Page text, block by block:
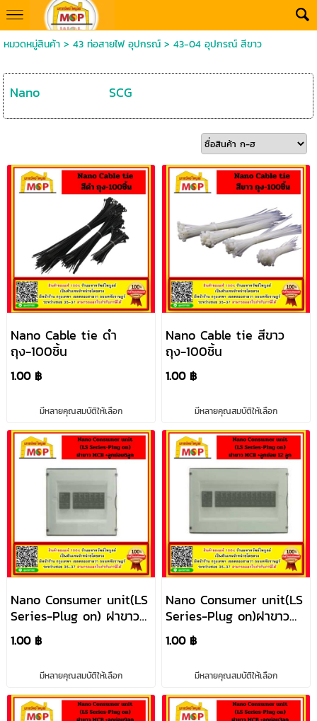
หมวดหมู่สินค้า> 43 ท่อสายไฟ อุปกรณ์> 43-04 อุปกรณ์ สีขาว
Nano SCG
Nano Cable tie ดำ
ถุง-100ชิ้น
1.00 ฿
มีหลายคุณสมบัติให้เลือก
Nano Cable tie สีขาว
ถุง-100ชิ้น
1.00 ฿
มีหลายคุณสมบัติให้เลือก
Nano Consumer unit(LS
Series-Plug on) ฝาขาว
MCB +ลูกย่อย 6 ลูก
1.00 ฿
มีหลายคุณสมบัติให้เลือก
Nano Consumer unit(LS
Series-Plug on)ฝาขาว
MCB +ลูกย่อย 12 ลูก
1.00 ฿
มีหลายคุณสมบัติให้เลือก